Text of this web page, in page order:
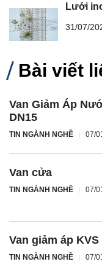
Lưới
31/07/
Bài viết
Van Giảm Áp
DN15
TIN NGÀNH NGHỀ 07/
Van cửa
TIN NGÀNH NGHỀ 07/
Van giảm áp KVS
TIN NGÀNH NGHỀ 07/